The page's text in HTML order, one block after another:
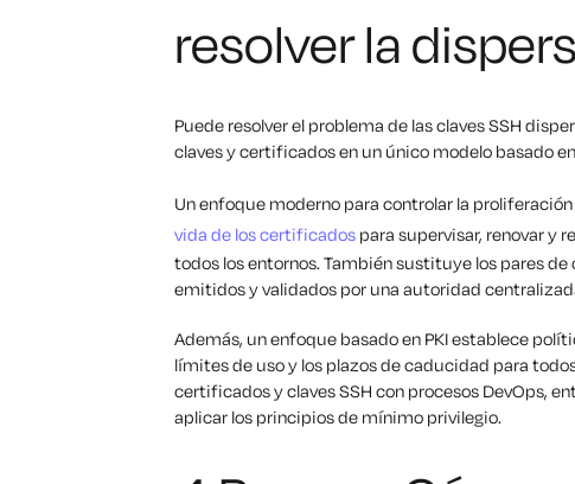
resolver la
Puede resolver el problema de las claves SSH
claves y certificados en un único modelo basado
Un enfoque moderno para controlar la
vida de los certificados para supervisar, renovar y
todos los entornos. También sustituye los pares
emitidos y validados por una autoridad
Además, un enfoque basado en PKI establece
límites de uso y los plazos de caducidad para
certificados y claves SSH con procesos DevOps,
aplicar los principios de mínimo privilegio.